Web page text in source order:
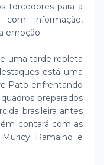
torcedores para a
informação,
emoção.
uma tarde repleta
está uma
Pato enfrentando
preparados
brasileira antes
contará com as
Ramalho e